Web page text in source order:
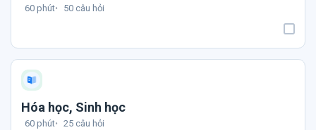
60 phút 50 câu hỏi
Hóa học, Sinh học
60 phút 25 câu hỏi